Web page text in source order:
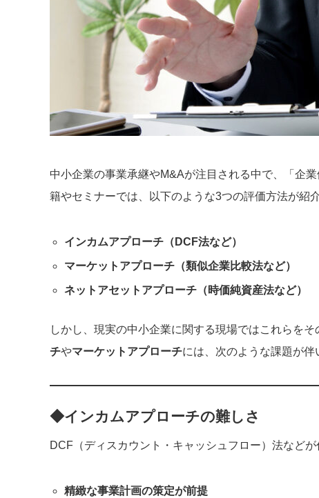
中小企業の事業承継やM&Aが注目される中で、「企
籍やセミナーでは、以下のような3つの評価方法が紹
インカムアプローチ（DCF法など）
マーケットアプローチ（類似企業比較法など）
ネットアセットアプローチ（時価純資産法など）
しかし、現実の中小企業に関する現場ではこれらを
チやマーケットアプローチには、次のような課題が伴
◆インカムアプローチの難しさ
DCF（ディスカウント・キャッシュフロー）法など
精緻な事業計画の策定が前提